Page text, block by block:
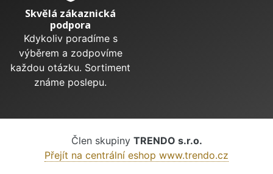
Skvělá zákaznická
podpora
Kdykoliv poradíme s
výběrem a zodpovíme
každou otázku. Sortiment
známe poslepu.
Člen skupiny TRENDO s.r.o.
Přejít na centrální eshop www.trendo.cz